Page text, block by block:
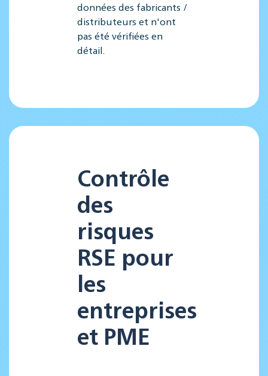
données des fabricants /
distributeurs et n'ont
pas été vérifiées en
détail.
Contrôle
des
risques
RSE pour
les
entreprises
et PME